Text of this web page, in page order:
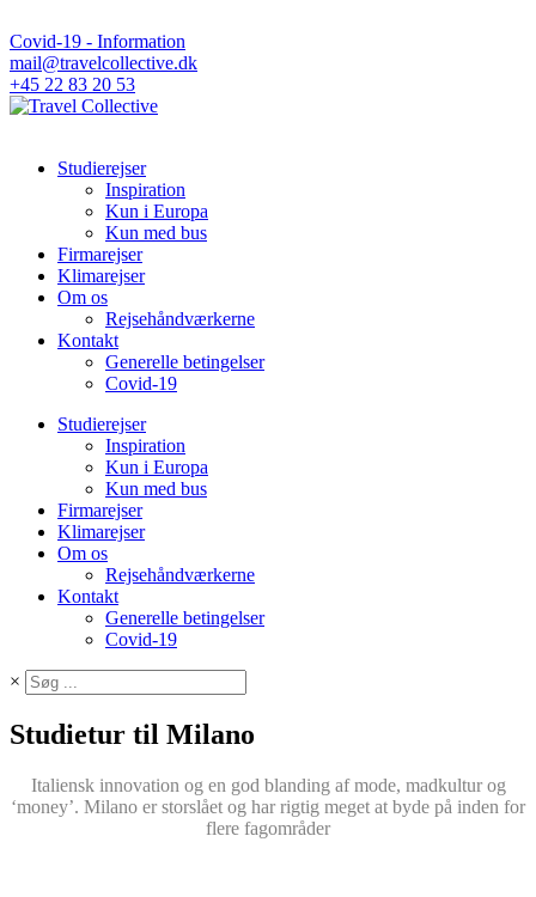
Covid-19 - Information
mail@travelcollective.dk
+45 22 83 20 53
Studierejser
Inspiration
Kun i Europa
Kun med bus
Firmarejser
Klimarejser
Om os
Rejsehåndværkerne
Kontakt
Generelle betingelser
Covid-19
Studierejser
Inspiration
Kun i Europa
Kun med bus
Firmarejser
Klimarejser
Om os
Rejsehåndværkerne
Kontakt
Generelle betingelser
Covid-19
×
Studietur til Milano
Italiensk innovation og en god blanding af mode, madkultur og
‘money’. Milano er storslået og har rigtig meget at byde på inden for
flere fagområder